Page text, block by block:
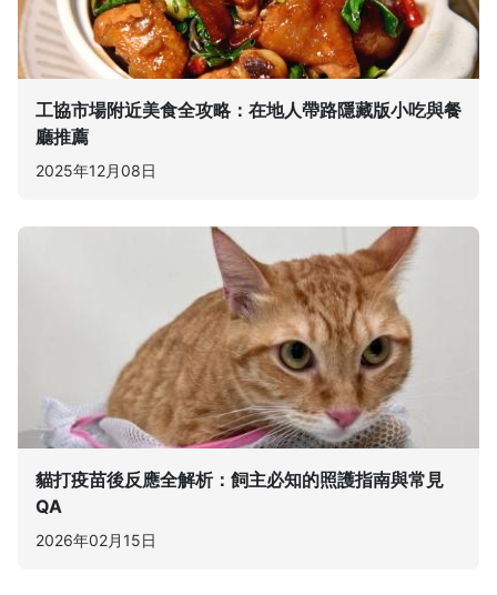
工協市場附近美食全攻略：在地人帶路隱藏版小吃與餐
廳推薦
2025年12月08日
貓打疫苗後反應全解析：飼主必知的照護指南與常見
QA
2026年02月15日